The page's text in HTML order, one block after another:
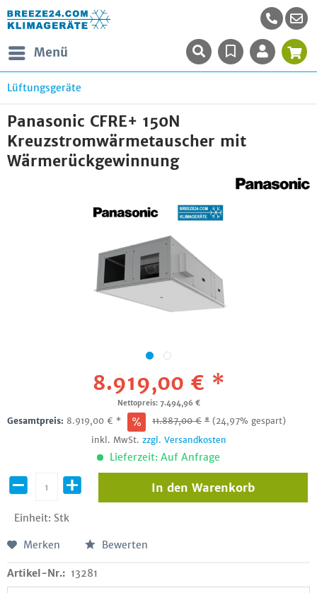
Menü
Lüftungsgeräte
Panasonic CFRE+ 150N
Kreuzstromwärmetauscher mit
Wärmerückgewinnung
8.919,00 € *
Nettopreis: 7.494,96 €
Gesamtpreis: 8.919,00 € * 11.887,00€ * (24,97% gespart)
inkl. MwSt. zzgl. Versandkosten
Lieferzeit: Auf Anfrage
Einheit: Stk
In den Warenkorb
Merken Bewerten
Artikel-Nr.: 13281